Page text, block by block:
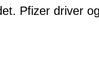
Pfizer driver